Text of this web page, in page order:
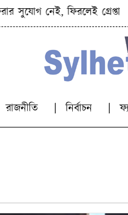
নেই, ফিরলেই গ্রেপ্তার:
রাজনীতি নির্বাচন